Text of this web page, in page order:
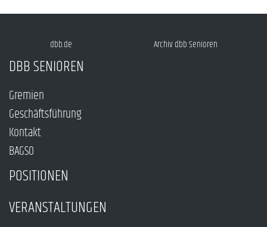
dbb.de Archiv dbb Senioren
DBB SENIOREN
Gremien
Geschäftsführung
Kontakt
BAGSO
POSITIONEN
VERANSTALTUNGEN